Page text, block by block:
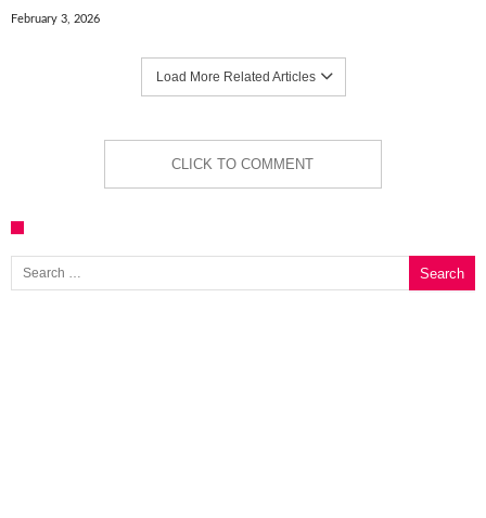
February 3, 2026
Load More Related Articles
CLICK TO COMMENT
Search for: